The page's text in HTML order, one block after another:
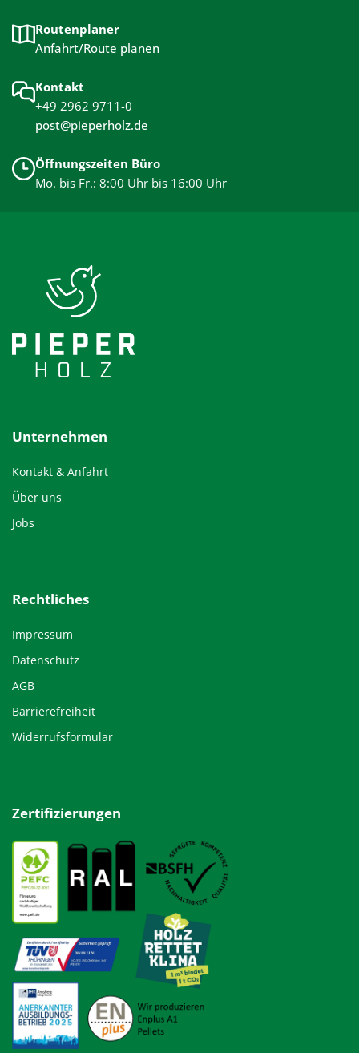
Routenplaner
Anfahrt/Route planen
Kontakt
+49 2962 9711-0
post@pieperholz.de
Öffnungszeiten Büro
Mo. bis Fr.: 8:00 Uhr bis 16:00 Uhr
Unternehmen
Kontakt & Anfahrt
Über uns
Jobs
Rechtliches
Impressum
Datenschutz
AGB
Barrierefreiheit
Widerrufsformular
Zertifizierungen